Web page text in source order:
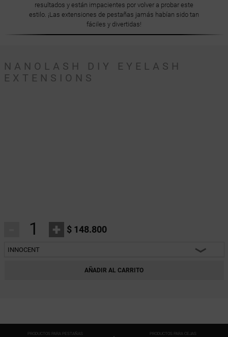
resultados y están impacientes por volver a probar este
estilo. ¡Las extensiones de pestañas jamás habían sido tan
fáciles y divertidas!
NANOLASH DIY EYELASH
EXTENSIONS
+ $ 148.800
INNOCENT
AÑADIR AL CARRITO
PRODUCTOS PARA PESTAÑAS PRODUCTOS PARA CEJAS